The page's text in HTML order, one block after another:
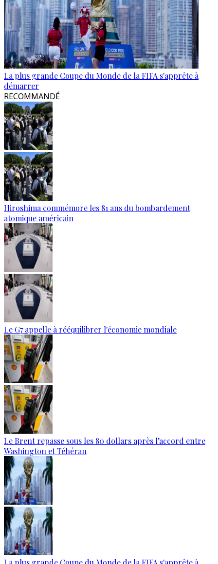
La plus grande Coupe du Monde de la FIFA s'apprête à
démarrer
RECOMMANDÉ
Hiroshima commémore les 81 ans du bombardement
atomique américain
Le G7 appelle à rééquilibrer l'économie mondiale
Le Brent repasse sous les 80 dollars après l’accord entre
Washington et Téhéran